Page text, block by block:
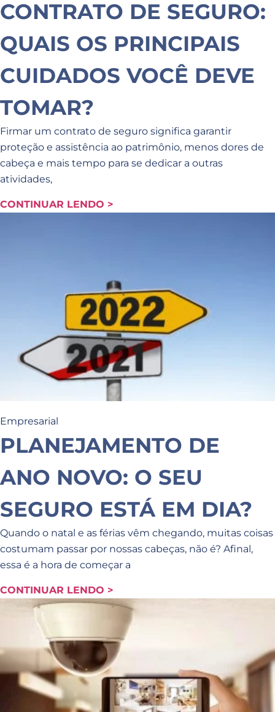
CONTRATO DE SEGURO:
QUAIS OS PRINCIPAIS
CUIDADOS VOCÊ DEVE
TOMAR?
Firmar um contrato de seguro significa garantir
proteção e assistência ao patrimônio, menos dores de
cabeça e mais tempo para se dedicar a outras
atividades,
CONTINUAR LENDO >
Empresarial
PLANEJAMENTO DE
ANO NOVO: O SEU
SEGURO ESTÁ EM DIA?
Quando o natal e as férias vêm chegando, muitas coisas
costumam passar por nossas cabeças, não é? Afinal,
essa é a hora de começar a
CONTINUAR LENDO >